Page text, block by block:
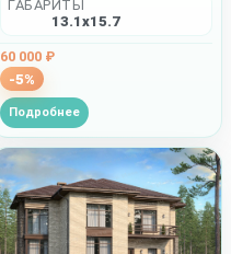
ГАБАРИТЫ
13.1x15.7
60 000 ₽
-5%
Подробнее